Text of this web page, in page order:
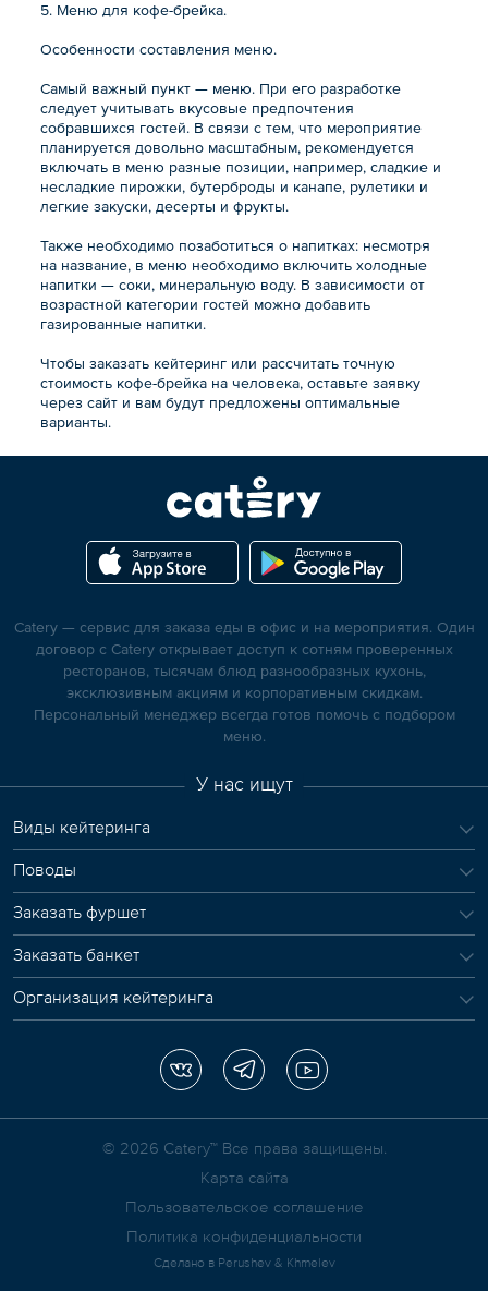
5. Меню для кофе-брейка.
Особенности составления меню.
Самый важный пункт — меню. При его разработке
следует учитывать вкусовые предпочтения
собравшихся гостей. В связи с тем, что мероприятие
планируется довольно масштабным, рекомендуется
включать в меню разные позиции, например, сладкие и
несладкие пирожки, бутерброды и канапе, рулетики и
легкие закуски, десерты и фрукты.
Также необходимо позаботиться о напитках: несмотря
на название, в меню необходимо включить холодные
напитки — соки, минеральную воду. В зависимости от
возрастной категории гостей можно добавить
газированные напитки.
Чтобы заказать кейтеринг или рассчитать точную
стоимость кофе-брейка на человека, оставьте заявку
через сайт и вам будут предложены оптимальные
варианты.
Catery — сервис для заказа еды в офис и на мероприятия. Один
договор с Catery открывает доступ к сотням проверенных
ресторанов, тысячам блюд разнообразных кухонь,
эксклюзивным акциям и корпоративным скидкам.
Персональный менеджер всегда готов помочь с подбором
меню.
У нас ищут
Виды кейтеринга
Поводы
Заказать фуршет
Заказать банкет
Организация кейтеринга
© 2026 Сatery™ Все права защищены.
Карта сайта
Пользовательское соглашение
Политика конфиденциальности
Сделано в Perushev & Khmelev